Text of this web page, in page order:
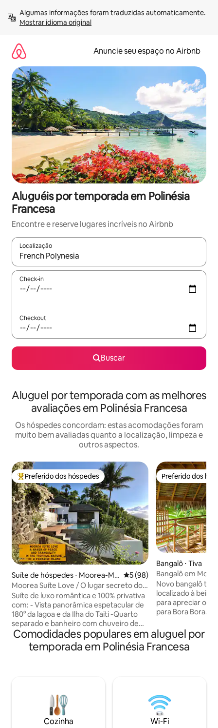
para
Mostrar idioma original
Anuncie seu espaço no Airbnb
Aluguéis por temporada em Polinésia
Francesa
Encontre e reserve lugares incríveis no Airbnb
Localização
Quando os resultados estiverem disponíveis, explore-os
Check-in
Checkout
Buscar
Aluguel por temporada com as melhores
avaliações em Polinésia Francesa
Os hóspedes concordam: estas acomodações foram
muito bem avaliadas quanto a localização, limpeza e
outros aspectos.
Entre os melhores preferidos dos hóspedes
Preferido dos hóspedes
Suíte de hóspedes ⋅ Moorea-Mai
ao
5 de uma avaliação média
5 (98)
Moorea Suíte Love / O lugar secreto dos
amantes
Suíte de luxo romântica e 100% privativa
com: - Vista panorâmica espetacular de
180° da lagoa e da Ilha do Taiti -Quarto
separado e banheiro com chuveiro de
efeito chuva - Grande piscina espelhada
privativa - Banheira de hidromassagem
(com jatos de massagem) ​-
TV, frigobar gratuito, máquina
Nespresso, equipamentos de fitness,
cofre, toalhas, lavanderia,... - Privacidade
total - Um verdadeiro refúgio de paz -
Preferido dos
Preferido dos
Bangalô ⋅ Tiva
Bangalô em
Novo bangalô
localizado à beira-mar. Lugar
para apreciar o
para Bora Bora.
Lugar tranquilo. Transferências: Grátis a
partir da doca de
2.000 XPF a partir
7.500 XPF por dia. Café da manhã 2.500
XPF. Jantar 3.500
pessoa. Mauruuru
Comodidades populares em aluguel por
temporada em Polinésia Francesa
Cozinha Wi-Fi